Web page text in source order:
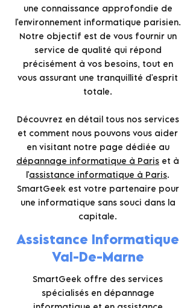
une connaissance approfondie de
l'environnement informatique parisien.
Notre objectif est de vous fournir un
service de qualité qui répond
précisément à vos besoins, tout en
vous assurant une tranquillité d'esprit
totale.
Découvrez en détail tous nos services
et comment nous pouvons vous aider
en visitant notre page dédiée au
dépannage informatique à Paris et à
l'assistance informatique à Paris.
SmartGeek est votre partenaire pour
une informatique sans souci dans la
capitale.
Assistance Informatique
Val-De-Marne
SmartGeek offre des services
spécialisés en dépannage